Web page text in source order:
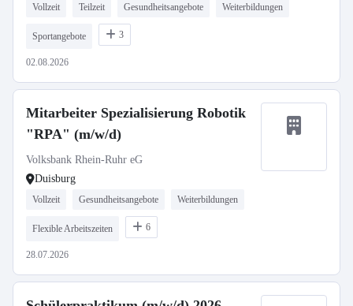
Vollzeit Teilzeit Gesundheitsangebote Weiterbildungen
Sportangebote 3
02.08.2026
Mitarbeiter Spezialisierung Robotik
"RPA" (m/w/d)
Volksbank Rhein-Ruhr eG
Duisburg
Vollzeit Gesundheitsangebote Weiterbildungen
Flexible Arbeitszeiten 6
28.07.2026